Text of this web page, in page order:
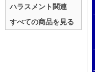
ハラスメント関連
すべての商品を見る